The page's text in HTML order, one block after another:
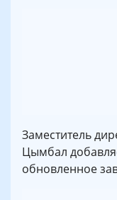
Заместитель
Цымбал
обновленное